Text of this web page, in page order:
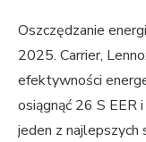
Oszczędzanie
2025. Carrier,
efektywności
osiągnąć 26 S EER
jeden z najlepszych